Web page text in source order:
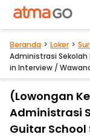
Beranda Loker
Administrasi Sekolah
in Interview /
(Lowongan
Administrasi
Guitar